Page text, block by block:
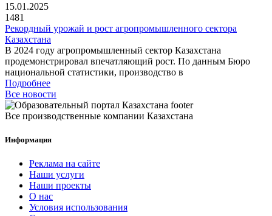
15.01.2025
1481
Рекордный урожай и рост агропромышленного сектора
Казахстана
В 2024 году агропромышленный сектор Казахстана
продемонстрировал впечатляющий рост. По данным Бюро
национальной статистики, производство в
Подробнее
Все новости
Все производственные компании Казахстана
Информация
Реклама на сайте
Наши услуги
Наши проекты
О нас
Условия использования